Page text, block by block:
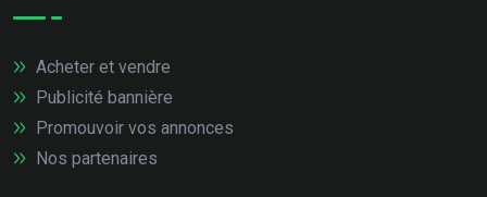
Acheter et vendre
Publicité bannière
Promouvoir vos annonces
Nos partenaires